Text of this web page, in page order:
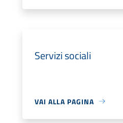
Servizi sociali
VAI ALLA PAGINA